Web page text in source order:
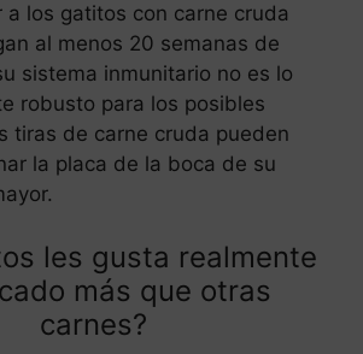
a los gatitos con carne cruda
al menos 20 semanas de
sistema inmunitario no es lo
robusto para los posibles
tiras de carne cruda pueden
la placa de la boca de su
les gusta realmente
más que otras
carnes?